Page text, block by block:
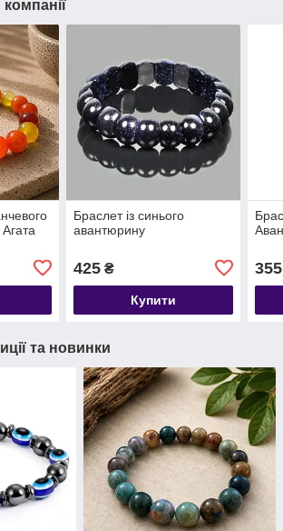
Браслет із синього
авантюрину
425₴
Купити
355
та новинки